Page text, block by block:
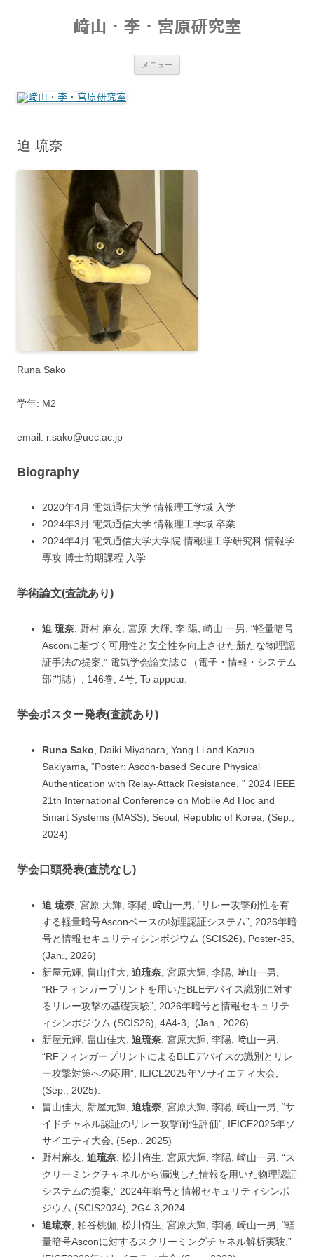
プ
﨑山・李・宮原研究室
メニュー
迫 琉奈
Runa Sako
学年: M2
email: r.sako@uec.ac.jp
Biography
2020年4月 電気通信大学 情報理工学域 入学
2024年3月 電気通信大学 情報理工学域 卒業
2024年4月 電気通信大学大学院 情報理工学研究科 情報学
専攻 博士前期課程 入学
学術論文(査読あり)
迫 琉奈 , 野村 麻友, 宮原 大輝, 李 陽, 崎山 一男, “軽量暗号
Asconに基づく可用性と安全性を向上させた新たな物理認
証手法の提案,” 電気学会論文誌Ｃ（電子・情報・システム
部門誌）, 146巻, 4号, To appear.
学会ポスター発表(査読あり)
Runa Sako , Daiki Miyahara, Yang Li and Kazuo
Sakiyama, “Poster: Ascon-based Secure Physical
Authentication with Relay-Attack Resistance, ” 2024 IEEE
21th International Conference on Mobile Ad Hoc and
Smart Systems (MASS), Seoul, Republic of Korea, (Sep.,
2024)
学会口頭発表(査読なし)
迫 琉奈 , 宮原 大輝, 李陽, 﨑山一男, “リレー攻撃耐性を有
する軽量暗号Asconベースの物理認証システム”, 2026年暗
号と情報セキュリティシンポジウム (SCIS26), Poster-35,
(Jan., 2026)
新屋元輝, 畠山佳大, 迫琉奈 , 宮原大輝, 李陽, 﨑山一男,
“RFフィンガープリントを用いたBLEデバイス識別に対す
るリレー攻撃の基礎実験”, 2026年暗号と情報セキュリテ
ィシンポジウム (SCIS26), 4A4-3, (Jan., 2026)
新屋元輝, 畠山佳大, 迫琉奈 , 宮原大輝, 李陽, 﨑山一男,
“RFフィンガープリントによるBLEデバイスの識別とリレ
ー攻撃対策への応用”, IEICE2025年ソサイエティ大会,
(Sep., 2025).
畠山佳大, 新屋元輝, 迫琉奈 , 宮原大輝, 李陽, 崎山一男, “サ
イドチャネル認証のリレー攻撃耐性評価”, IEICE2025年ソ
サイエティ大会, (Sep., 2025)
野村麻友, 迫琉奈 , 松川侑生, 宮原大輝, 李陽, 崎山一男, “ス
クリーミングチャネルから漏洩した情報を用いた物理認証
システムの提案,” 2024年暗号と情報セキュリティシンポ
ジウム (SCIS2024), 2G4-3,2024.
迫琉奈 , 粕谷桃伽, 松川侑生, 宮原大輝, 李陽, 崎山一男, “軽
量暗号Asconに対するスクリーミングチャネル解析実験,”